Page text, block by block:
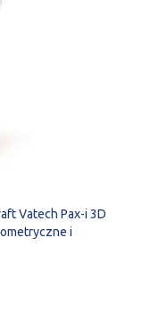
Vatech Pax-i 3D
i